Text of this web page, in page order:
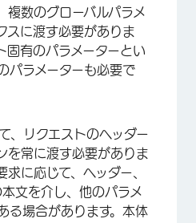
数のグローバルパラメ
スに渡す必要がありま
固有のパラメーターとい
パラメーターも必要で
、リクエストのヘッダー
を常に渡す必要がありま
に応じて、ヘッダー、
文を介し、他のパラメ
る場合があります。本体